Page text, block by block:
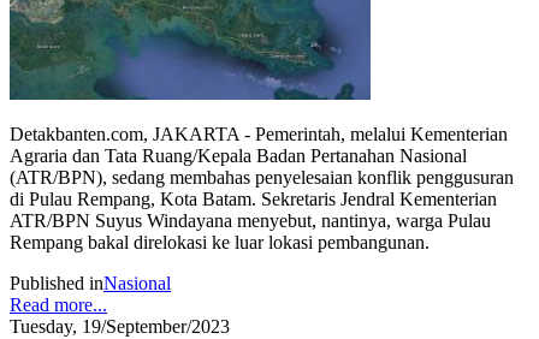
Detakbanten.com, JAKARTA - Pemerintah, melalui Kementerian
Agraria dan Tata Ruang/Kepala Badan Pertanahan Nasional
(ATR/BPN), sedang membahas penyelesaian konflik penggusuran
di Pulau Rempang, Kota Batam. Sekretaris Jendral Kementerian
ATR/BPN Suyus Windayana menyebut, nantinya, warga Pulau
Rempang bakal direlokasi ke luar lokasi pembangunan.
Published inNasional
Read more...
Tuesday, 19/September/2023